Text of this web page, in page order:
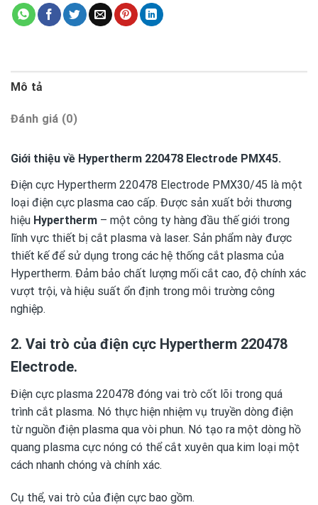
Mô tả
Đánh giá (0)
Giới thiệu về Hypertherm 220478 Electrode PMX45.
Điện cực Hypertherm 220478 Electrode PMX30/45 là một
loại điện cực plasma cao cấp. Được sản xuất bởi thương
hiệu Hypertherm – một công ty hàng đầu thế giới trong
lĩnh vực thiết bị cắt plasma và laser. Sản phẩm này được
thiết kế để sử dụng trong các hệ thống cắt plasma của
Hypertherm. Đảm bảo chất lượng mối cắt cao, độ chính xác
vượt trội, và hiệu suất ổn định trong môi trường công
nghiệp.
2. Vai trò của điện cực Hypertherm 220478
Electrode.
Điện cực plasma 220478 đóng vai trò cốt lõi trong quá
trình cắt plasma. Nó thực hiện nhiệm vụ truyền dòng điện
từ nguồn điện plasma qua vòi phun. Nó tạo ra một dòng hồ
quang plasma cực nóng có thể cắt xuyên qua kim loại một
cách nhanh chóng và chính xác.
Cụ thể, vai trò của điện cực bao gồm.